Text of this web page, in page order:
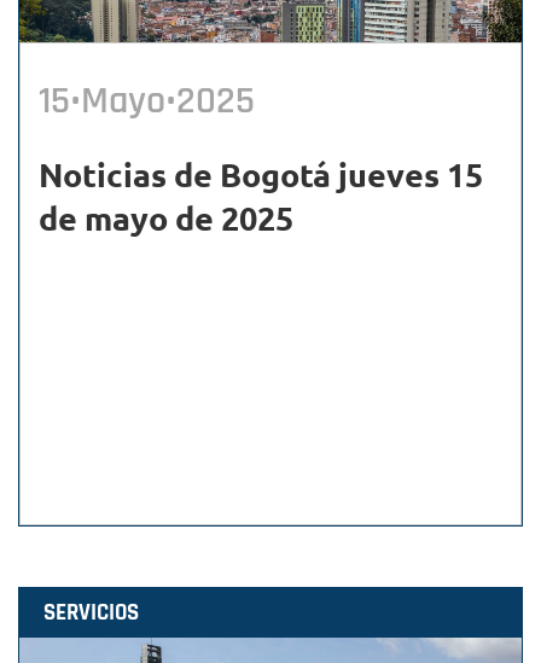
15•Mayo•2025
Noticias de Bogotá jueves 15
de mayo de 2025
SERVICIOS